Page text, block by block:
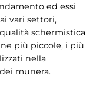
ed essi
vari settori,
schermistica
più piccole, i più
nella
munera.